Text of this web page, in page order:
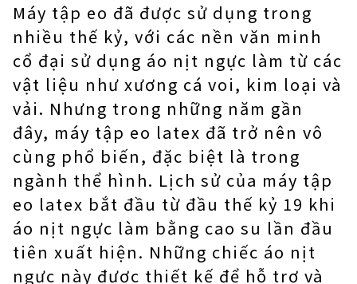
Máy tập eo đã được sử dụng trong
nhiều thế kỷ, với các nền văn minh
cổ đại sử dụng áo nịt ngực làm từ các
vật liệu như xương cá voi, kim loại và
vải. Nhưng trong những năm gần
đây, máy tập eo latex đã trở nên vô
cùng phổ biến, đặc biệt là trong
ngành thể hình. Lịch sử của máy tập
eo latex bắt đầu từ đầu thế kỷ 19 khi
áo nịt ngực làm bằng cao su lần đầu
tiên xuất hiện. Những chiếc áo nịt
ngực này được thiết kế để hỗ trợ và